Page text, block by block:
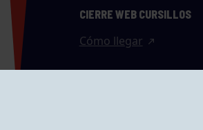
CIERRE WEB CURSILLOS
Cómo llegar